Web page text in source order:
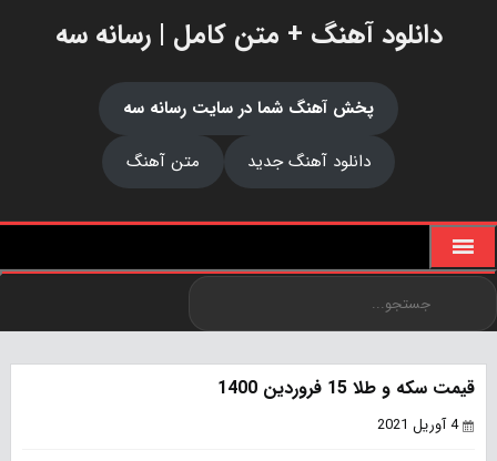
دانلود آهنگ + متن کامل | رسانه سه
پخش آهنگ شما در سایت رسانه سه
دانلود آهنگ جدید
متن آهنگ
قیمت سکه و طلا 15 فروردین 1400
4 آوریل 2021